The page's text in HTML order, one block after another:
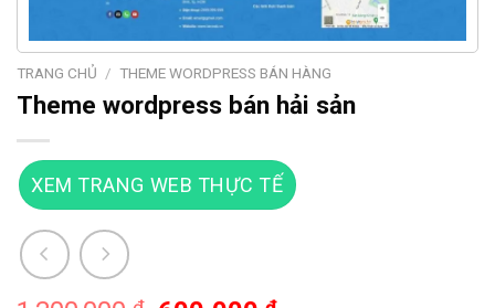
TRANG CHỦ / THEME WORDPRESS BÁN HÀNG
Theme wordpress bán hải sản
XEM TRANG WEB THỰC TẾ